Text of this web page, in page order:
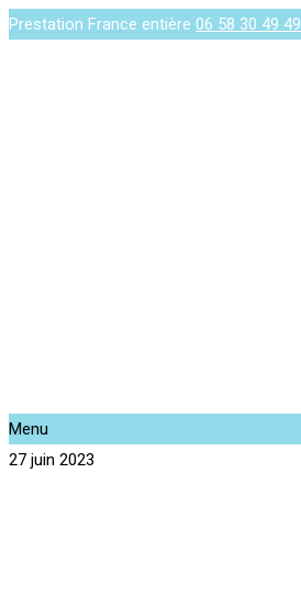
Prestation France entière 06 58 30 49 49
Menu
27 juin 2023